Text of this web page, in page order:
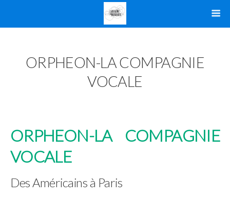
ORPHEON-LA COMPAGNIE
VOCALE
ORPHEON-LA COMPAGNIE
VOCALE
Des Américains à Paris